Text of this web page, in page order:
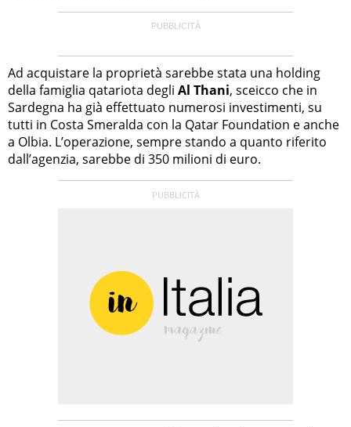
Ad acquistare la proprietà sarebbe stata una holding
della famiglia qatariota degli Al Thani, sceicco che in
Sardegna ha già effettuato numerosi investimenti, su
tutti in Costa Smeralda con la Qatar Foundation e anche
a Olbia. L’operazione, sempre stando a quanto riferito
dall’agenzia, sarebbe di 350 milioni di euro.